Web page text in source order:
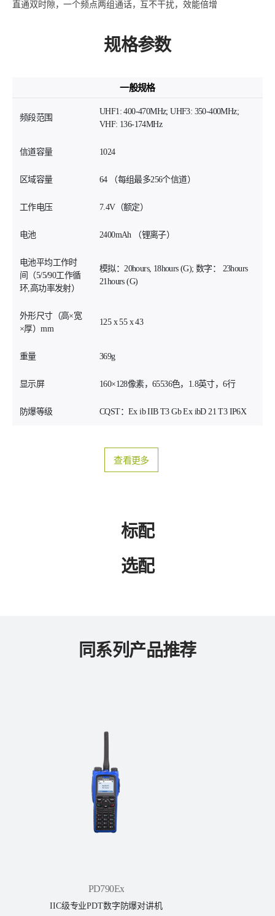
直通双时隙，一个频点两组通话，互不干扰，效能倍增
规格参数
一般规格
频段范围
UHF1: 400-470MHz; UHF3: 350-400MHz;
VHF: 136-174MHz
信道容量 1024
区域容量 64 （每组最多256个信道）
工作电压 7.4V（额定）
电池 2400mAh （锂离子）
电池平均工作时
间（5/5/90工作循
环,高功率发射）
模拟：20hours, 18hours (G); 数字： 23hours
21hours (G)
外形尺寸（高×宽
×厚）mm
125 x 55 x 43
重量 369g
显示屏 160×128像素，65536色，1.8英寸，6行
防爆等级 CQST：Ex ib IIB T3 Gb Ex ibD 21 T3 IP6X
查看更多
标配
选配
同系列产品推荐
PD790Ex
IIC级专业PDT数字防爆对讲机